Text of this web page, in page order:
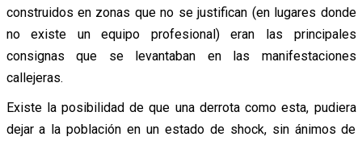
construidos en zonas que no se justifican (en lugares donde
no existe un equipo profesional) eran las principales
consignas que se levantaban en las manifestaciones
callejeras.
Existe la posibilidad de que una derrota como esta, pudiera
dejar a la población en un estado de shock, sin ánimos de